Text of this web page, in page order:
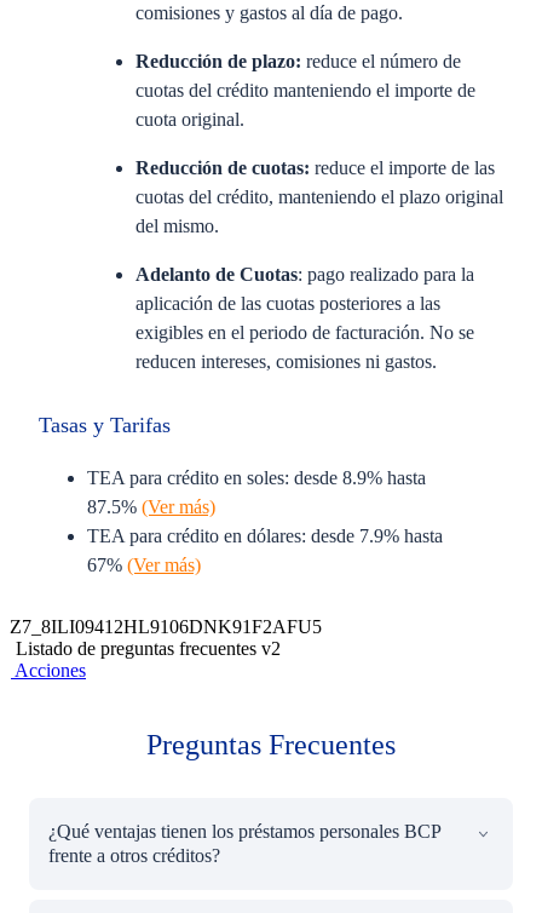
comisiones y gastos al día de pago.
Reducción de plazo: reduce el número de
cuotas del crédito manteniendo el importe de
cuota original.
Reducción de cuotas: reduce el importe de las
cuotas del crédito, manteniendo el plazo original
del mismo.
Adelanto de Cuotas: pago realizado para la
aplicación de las cuotas posteriores a las
exigibles en el periodo de facturación. No se
reducen intereses, comisiones ni gastos.
Tasas y Tarifas
TEA para crédito en soles: desde 8.9% hasta
87.5% (Ver más)
TEA para crédito en dólares: desde 7.9% hasta
67% (Ver más)
¿Qué es el Débito Automático?
Es el servicio que te ayuda a realizar tus pagos de forma
Afiliarte es totalmente gratis y podrás hacerlo a través de la
Olvídate de ir al banco o agencias a realizar tus pagos.
Disfrutas más de tu tiempo.
Z7_8ILI09412HL9106DNK91F2AFU5
Listado de preguntas frecuentes v2
Acciones
Preguntas Frecuentes
¿Qué ventajas tienen los préstamos personales BCP
frente a otros créditos?